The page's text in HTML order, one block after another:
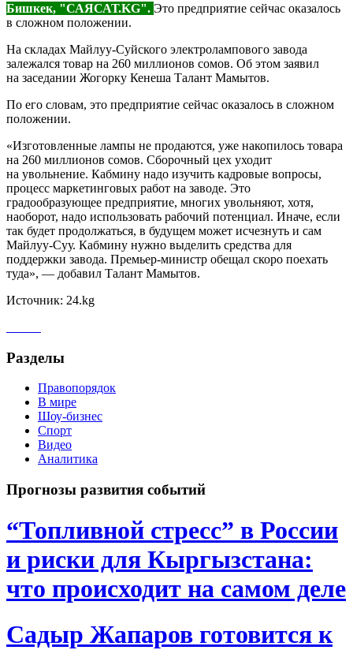
Бишкек, "САЯСАТ.KG". Это предприятие сейчас оказалось
в сложном положении.
На складах Майлуу-Суйского электролампового завода
залежался товар на 260 миллионов сомов. Об этом заявил
на заседании Жогорку Кенеша Талант Мамытов.
По его словам, это предприятие сейчас оказалось в сложном
положении.
«Изготовленные лампы не продаются, уже накопилось товара
на 260 миллионов сомов. Сборочный цех уходит
на увольнение. Кабмину надо изучить кадровые вопросы,
процесс маркетинговых работ на заводе. Это
градообразующее предприятие, многих увольняют, хотя,
наоборот, надо использовать рабочий потенциал. Иначе, если
так будет продолжаться, в будущем может исчезнуть и сам
Майлуу-Суу. Кабмину нужно выделить средства для
поддержки завода. Премьер-министр обещал скоро поехать
туда», — добавил Талант Мамытов.
Источник: 24.kg
Разделы
Правопорядок
В мире
Шоу-бизнес
Спорт
Видео
Аналитика
Прогнозы развития событий
“Топливной стресс” в России
и риски для Кыргызстана:
что происходит на самом деле
Садыр Жапаров готовится к